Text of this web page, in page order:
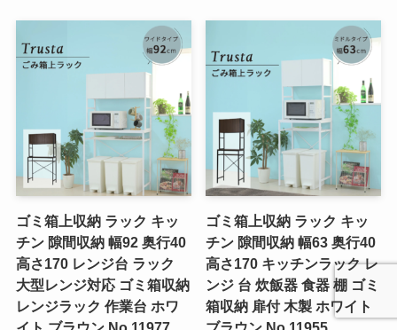
ゴミ箱上収納 ラック キッ
チン 隙間収納 幅92 奥行40
高さ170 レンジ台 ラック
大型レンジ対応 ゴミ箱収納
レンジラック 作業台 ホワ
ゴミ箱上収納 ラック キッ
チン 隙間収納 幅63 奥行40
高さ170 キッチンラック レ
ンジ 台 炊飯器 食器 棚 ゴミ
箱収納 扉付 木製 ホワイト